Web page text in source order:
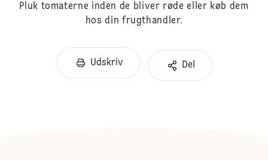
Pluk tomaterne inden de bliver røde eller køb dem
hos din frugthandler.
Udskriv Del